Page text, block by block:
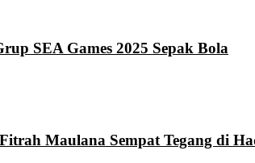
SEA Games 2025 Sepak Bola
Maulana Sempat Tegang di